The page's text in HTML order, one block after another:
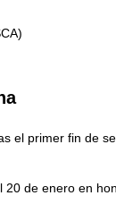
el primer fin de
20 de enero en